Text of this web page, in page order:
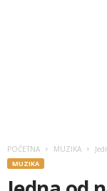
POČETNA MUZIKA
MUZIKA